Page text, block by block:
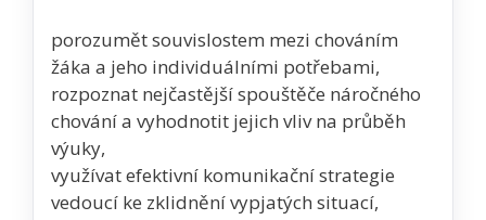
porozumět souvislostem mezi chováním
žáka a jeho individuálními potřebami,
rozpoznat nejčastější spouštěče náročného
chování a vyhodnotit jejich vliv na průběh
výuky,
využívat efektivní komunikační strategie
vedoucí ke zklidnění vypjatých situací,